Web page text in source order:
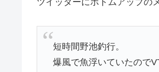
ツイッターにボトムアップの
短時間野池釣行。
爆風で魚浮いていたので